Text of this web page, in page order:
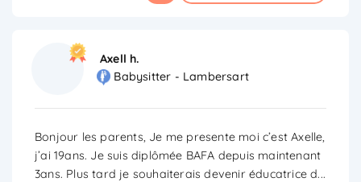
Axell h.
Babysitter - Lambersart
Bonjour les parents, Je me presente moi c’est Axelle,
j’ai 19ans. Je suis diplômée BAFA depuis maintenant
3ans. Plus tard je souhaiterais devenir éducatrice d...